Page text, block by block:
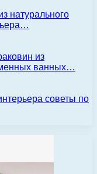
натурального
из
ванных…
советы по